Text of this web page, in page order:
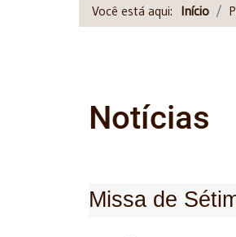
Você está aqui: Início
Notícias
Missa de